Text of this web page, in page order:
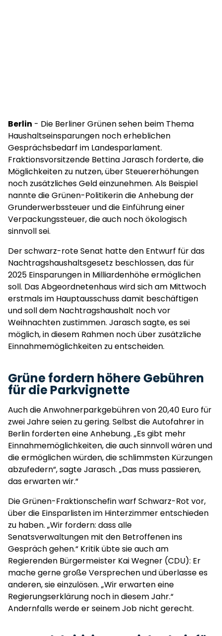
Berlin - Die Berliner Grünen sehen beim Thema
Haushaltseinsparungen noch erheblichen
Gesprächsbedarf im Landesparlament.
Fraktionsvorsitzende Bettina Jarasch forderte, die
Möglichkeiten zu nutzen, über Steuererhöhungen
noch zusätzliches Geld einzunehmen. Als Beispiel
nannte die Grünen-Politikerin die Anhebung der
Grunderwerbssteuer und die Einführung einer
Verpackungssteuer, die auch noch ökologisch
sinnvoll sei.
Der schwarz-rote Senat hatte den Entwurf für das
Nachtragshaushaltsgesetz beschlossen, das für
2025 Einsparungen in Milliardenhöhe ermöglichen
soll. Das Abgeordnetenhaus wird sich am Mittwoch
erstmals im Hauptausschuss damit beschäftigen
und soll dem Nachtragshaushalt noch vor
Weihnachten zustimmen. Jarasch sagte, es sei
möglich, in diesem Rahmen noch über zusätzliche
Einnahmemöglichkeiten zu entscheiden.
Grüne fordern höhere Gebühren
für die Parkvignette
Auch die Anwohnerparkgebühren von 20,40 Euro für
zwei Jahre seien zu gering. Selbst die Autofahrer in
Berlin forderten eine Anhebung. „Es gibt mehr
Einnahmemöglichkeiten, die auch sinnvoll wären und
die ermöglichen würden, die schlimmsten Kürzungen
abzufedern“, sagte Jarasch. „Das muss passieren,
das erwarten wir.“
Die Grünen-Fraktionschefin warf Schwarz-Rot vor,
über die Einsparlisten im Hinterzimmer entschieden
zu haben. „Wir fordern: dass alle
Senatsverwaltungen mit den Betroffenen ins
Gespräch gehen.“ Kritik übte sie auch am
Regierenden Bürgermeister Kai Wegner (CDU): Er
mache gerne große Versprechen und überlasse es
anderen, sie einzulösen. „Wir erwarten eine
Regierungserklärung noch in diesem Jahr.“
Andernfalls werde er seinem Job nicht gerecht.